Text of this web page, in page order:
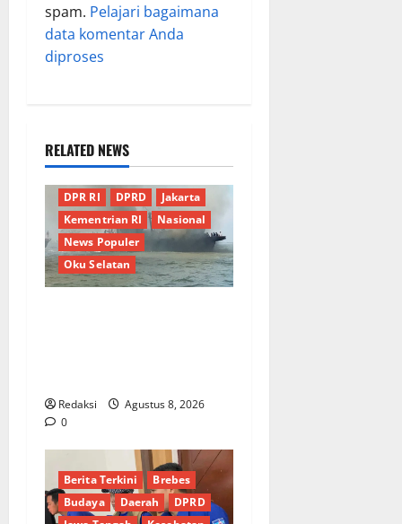
spam. Pelajari bagaimana
data komentar Anda
diproses
RELATED NEWS
DPR RI
DPRD
Jakarta
Kementrian RI
Nasional
News Populer
Oku Selatan
Redaksi
Agustus 8, 2026
0
Berita Terkini
Brebes
Budaya
Daerah
DPRD